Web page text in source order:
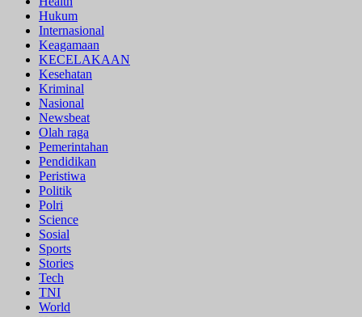
Hukum
Internasional
Keagamaan
KECELAKAAN
Kesehatan
Kriminal
Nasional
Newsbeat
Olah raga
Pemerintahan
Pendidikan
Peristiwa
Politik
Polri
Science
Sosial
Sports
Stories
Tech
TNI
World